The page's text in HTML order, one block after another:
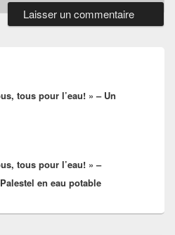
tous pour l’eau! » – Un
tous pour l’eau! » –
en eau potable